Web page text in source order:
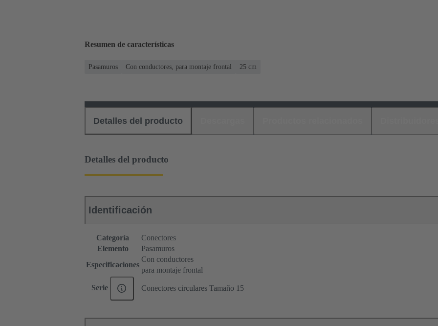
Resumen de características
Pasamuros Con conductores, para montaje frontal ‌25 cm
Detalles del producto
Detalles del producto
Identificación
Categoría
Conectores
Elemento
Pasamuros
Especificaciones
Con conductores
para montaje frontal
Serie Conectores circulares Tamaño 15